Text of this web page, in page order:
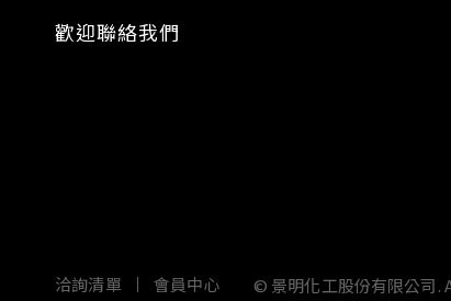
歡迎聯絡我們
洽詢清單 會員中心 © 景明化工股份有限公司.
及讓我們投放相關聯的行銷內容。您可以在下方管理